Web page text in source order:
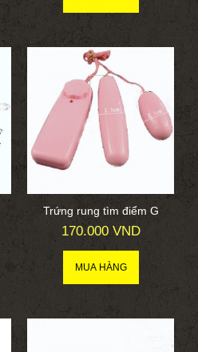
Trứng rung tìm điểm G
170.000 VND